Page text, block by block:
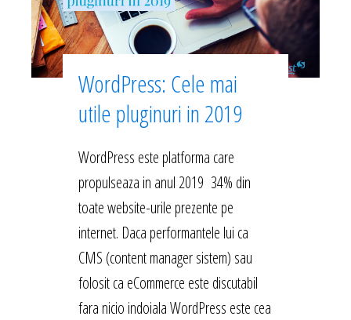
WordPress: Cele mai
utile pluginuri in 2019
WordPress este platforma care
propulseaza in anul 2019 34% din
toate website-urile prezente pe
internet. Daca performantele lui ca
CMS (content manager sistem) sau
folosit ca eCommerce este discutabil
fara nicio indoiala WordPress este cea